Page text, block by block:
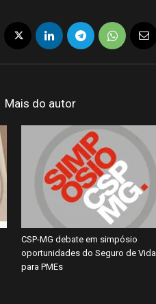
Mais do autor
CSP-MG debate em simpósio
oportunidades do Seguro de Vida
para PMEs